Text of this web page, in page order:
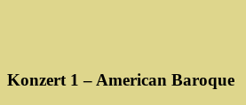
Konzert 1 – American Baroque